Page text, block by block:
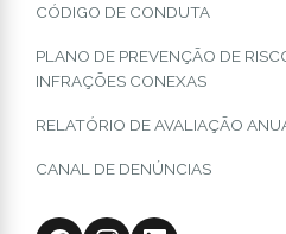
CÓDIGO DE CONDUTA
PLANO DE PREVENÇÃO DE
INFRAÇÕES CONEXAS
RELATÓRIO DE AVALIAÇÃO
CANAL DE DENÚNCIAS